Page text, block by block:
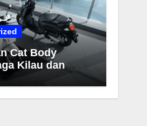
Cat Body
Kilau dan
Awet